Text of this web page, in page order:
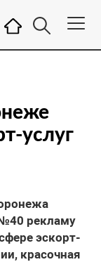
услуг
рекламу
эскорт-
красочная